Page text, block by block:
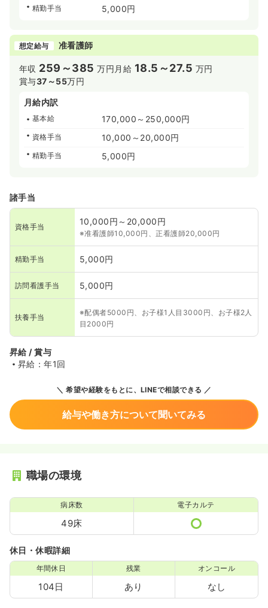
精勤手当 5,000円
想定給与 准看護師
年収 259～385 万円 月給 18.5～27.5 万円
賞与37～55万円
月給内訳
基本給 170,000～250,000円
資格手当 10,000～20,000円
精勤手当 5,000円
諸手当
資格手当
10,000円～20,000円
※准看護師10,000円、正看護師20,000円
精勤手当 5,000円
訪問看護手当 5,000円
扶養手当
※配偶者5000円、お子様1人目3000円、お子様2人
目2000円
昇給 / 賞与
昇給：年1回
希望や経験をもとに、LINEで相談できる
給与や働き方について聞いてみる
職場の環境
病床数
49床
電子カルテ
休日・休暇詳細
年間休日
104日
残業
あり
オンコール
なし